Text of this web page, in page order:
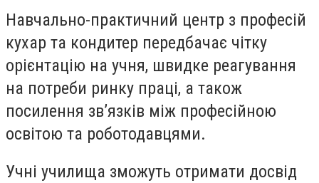
Навчально-практичний центр з професій
кухар та кондитер передбачає чітку
орієнтацію на учня, швидке реагування
на потреби ринку праці, а також
посилення зв’язків між професійною
освітою та роботодавцями.
Учні училища зможуть отримати досвід